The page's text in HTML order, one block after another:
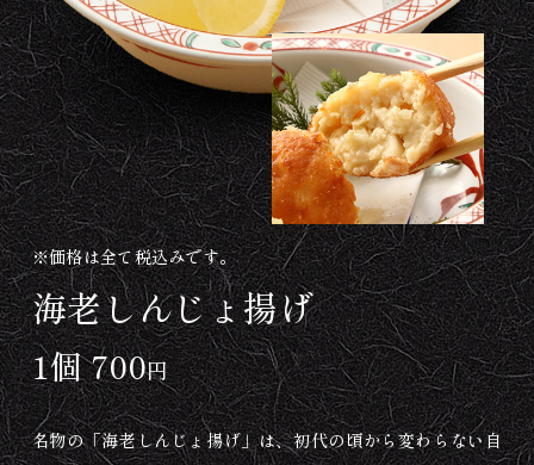
※価格は全て税込みです。
海老しんじょ揚げ
1個 700円
名物の「海老しんじょ揚げ」は、初代の頃から変わらない自